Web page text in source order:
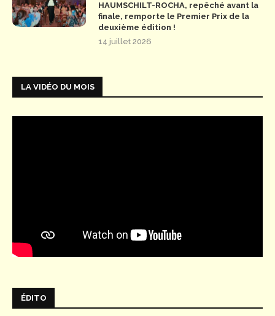
HAUMSCHILT-ROCHA, repêché avant la
finale, remporte le Premier Prix de la
deuxième édition !
14 juillet 2026
LA VIDÉO DU MOIS
ÉDITO